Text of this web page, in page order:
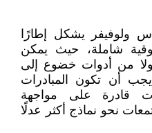
ولوفيفر يشكل إطارًا
شاملة، حيث يمكن
من أدوات خضوع إلى
أن تكون المبادرات
قادرة على مواجهة
نحو نماذج أكثر عدلًا